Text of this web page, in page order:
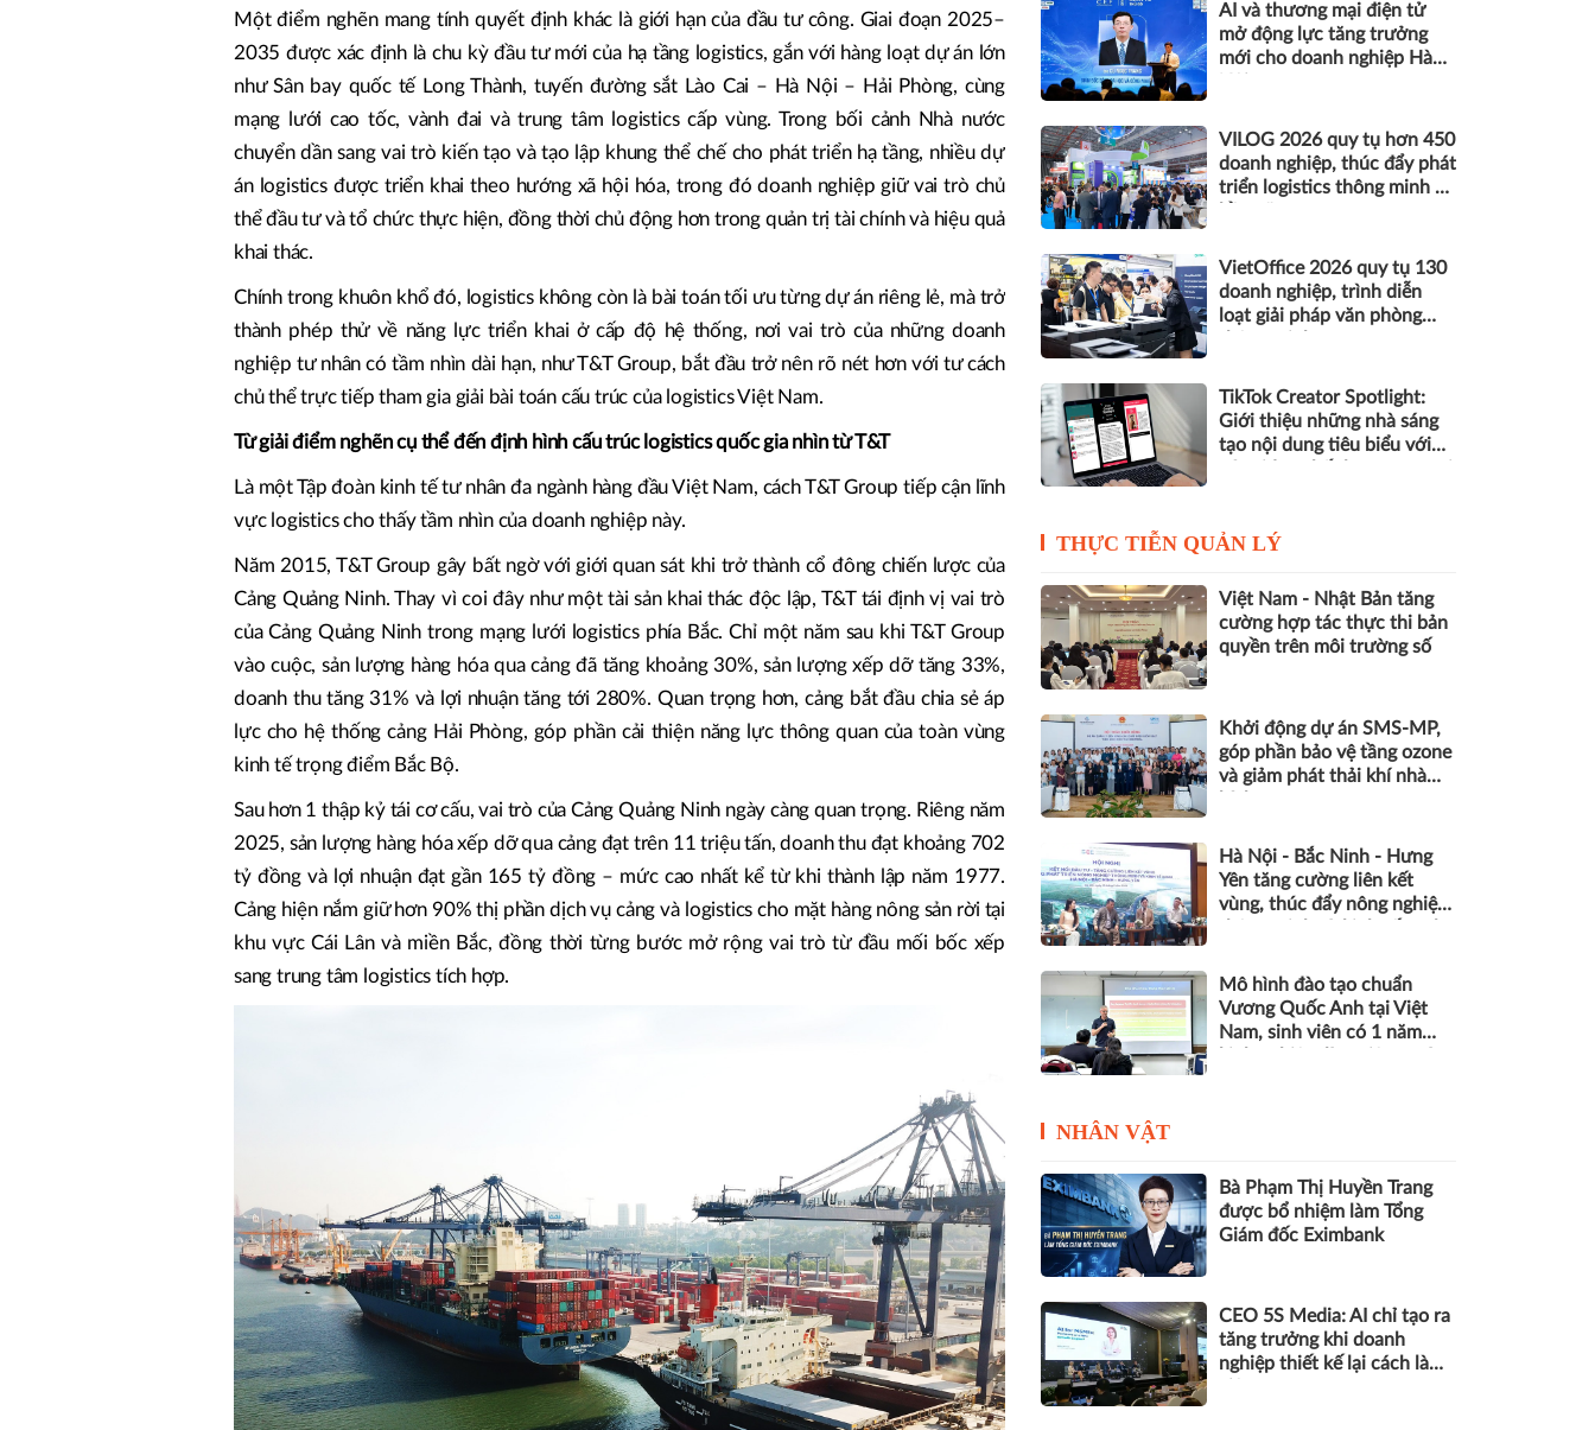
Một điểm nghẽn mang tính quyết định khác là giới hạn của đầu tư công. Giai đoạn 2025–
2035 được xác định là chu kỳ đầu tư mới của hạ tầng logistics, gắn với hàng loạt dự án lớn
như Sân bay quốc tế Long Thành, tuyến đường sắt Lào Cai – Hà Nội – Hải Phòng, cùng
mạng lưới cao tốc, vành đai và trung tâm logistics cấp vùng. Trong bối cảnh Nhà nước
chuyển dần sang vai trò kiến tạo và tạo lập khung thể chế cho phát triển hạ tầng, nhiều dự
án logistics được triển khai theo hướng xã hội hóa, trong đó doanh nghiệp giữ vai trò chủ
thể đầu tư và tổ chức thực hiện, đồng thời chủ động hơn trong quản trị tài chính và hiệu quả
khai thác.
Chính trong khuôn khổ đó, logistics không còn là bài toán tối ưu từng dự án riêng lẻ, mà trở
thành phép thử về năng lực triển khai ở cấp độ hệ thống, nơi vai trò của những doanh
nghiệp tư nhân có tầm nhìn dài hạn, như T&T Group, bắt đầu trở nên rõ nét hơn với tư cách
chủ thể trực tiếp tham gia giải bài toán cấu trúc của logistics Việt Nam.
Từ giải điểm nghẽn cụ thể đến định hình cấu trúc logistics quốc gia nhìn từ T&T
Là một Tập đoàn kinh tế tư nhân đa ngành hàng đầu Việt Nam, cách T&T Group tiếp cận lĩnh
vực logistics cho thấy tầm nhìn của doanh nghiệp này.
Năm 2015, T&T Group gây bất ngờ với giới quan sát khi trở thành cổ đông chiến lược của
Cảng Quảng Ninh. Thay vì coi đây như một tài sản khai thác độc lập, T&T tái định vị vai trò
của Cảng Quảng Ninh trong mạng lưới logistics phía Bắc. Chỉ một năm sau khi T&T Group
vào cuộc, sản lượng hàng hóa qua cảng đã tăng khoảng 30%, sản lượng xếp dỡ tăng 33%,
doanh thu tăng 31% và lợi nhuận tăng tới 280%. Quan trọng hơn, cảng bắt đầu chia sẻ áp
lực cho hệ thống cảng Hải Phòng, góp phần cải thiện năng lực thông quan của toàn vùng
kinh tế trọng điểm Bắc Bộ.
Sau hơn 1 thập kỷ tái cơ cấu, vai trò của Cảng Quảng Ninh ngày càng quan trọng. Riêng năm
2025, sản lượng hàng hóa xếp dỡ qua cảng đạt trên 11 triệu tấn, doanh thu đạt khoảng 702
tỷ đồng và lợi nhuận đạt gần 165 tỷ đồng – mức cao nhất kể từ khi thành lập năm 1977.
Cảng hiện nắm giữ hơn 90% thị phần dịch vụ cảng và logistics cho mặt hàng nông sản rời tại
khu vực Cái Lân và miền Bắc, đồng thời từng bước mở rộng vai trò từ đầu mối bốc xếp
sang trung tâm logistics tích hợp.
AI và thương mại điện tử
mở động lực tăng trưởng
mới cho doanh nghiệp Hà
VILOG 2026 quy tụ hơn 450
doanh nghiệp, thúc đẩy phát
triển logistics thông minh và
VietOffice 2026 quy tụ 130
doanh nghiệp, trình diễn
loạt giải pháp văn phòng
TikTok Creator Spotlight:
Giới thiệu những nhà sáng
tạo nội dung tiêu biểu với
THỰC TIỄN QUẢN LÝ
Việt Nam - Nhật Bản tăng
cường hợp tác thực thi bản
quyền trên môi trường số
Khởi động dự án SMS-MP,
góp phần bảo vệ tầng ozone
và giảm phát thải khí nhà
Hà Nội - Bắc Ninh - Hưng
Yên tăng cường liên kết
vùng, thúc đẩy nông nghiệp
Mô hình đào tạo chuẩn
Vương Quốc Anh tại Việt
Nam, sinh viên có 1 năm
NHÂN VẬT
Bà Phạm Thị Huyền Trang
được bổ nhiệm làm Tổng
Giám đốc Eximbank
CEO 5S Media: AI chỉ tạo ra
tăng trưởng khi doanh
nghiệp thiết kế lại cách làm